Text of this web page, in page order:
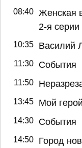
08:40 Женская
2-я серии
10:35 Василий
11:30 События
11:50
13:45 Мой
14:30 События
14:50 Город